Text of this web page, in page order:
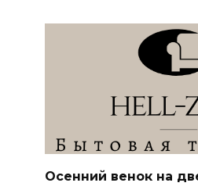
Осенний венок на